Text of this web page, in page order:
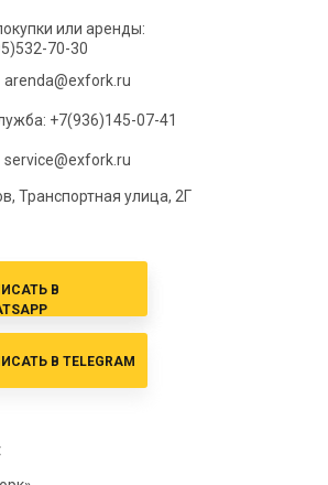
или аренды:
70-30
service@exfork.ru
arenda@exfork.ru
Транспортная улица, 2Г
+7(936)145-07-41
В
В TELEGRAM